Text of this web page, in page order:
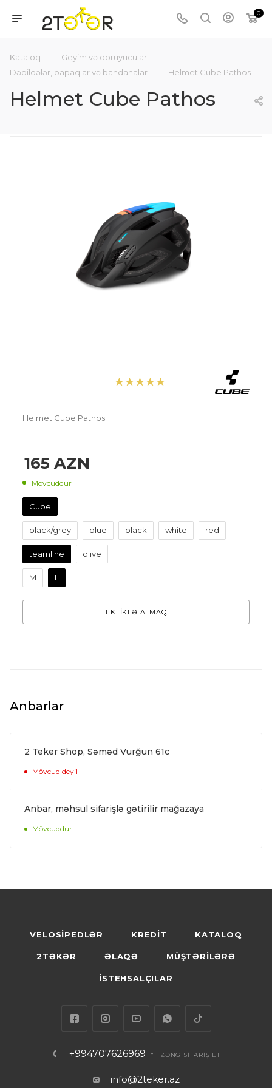
0
Kataloq — Geyim və qoruyucular —
Dəbilqələr, papaqlar və bandanalar — Helmet Cube Pathos
Helmet Cube Pathos
Helmet Cube Pathos
165 AZN
Mövcuddur
Cube
black/grey blue black white red
teamline olive
M L
1 KLİKLƏ ALMAQ
Anbarlar
2 Teker Shop, Səməd Vurğun 61c
Mövcud deyil
Anbar, məhsul sifarişlə gətirilir mağazaya
Mövcuddur
VELOSİPEDLƏR KREDİT KATALOQ
2TƏKƏR ƏLAQƏ MÜŞTƏRİLƏRƏ
İSTEHSALÇILAR
+994707626969 ZƏNG SİFARİŞ ET
info@2teker.az